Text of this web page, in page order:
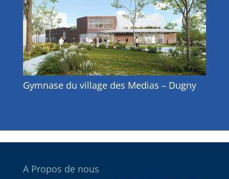
Gymnase du village des Medias – Dugny
A Propos de nous